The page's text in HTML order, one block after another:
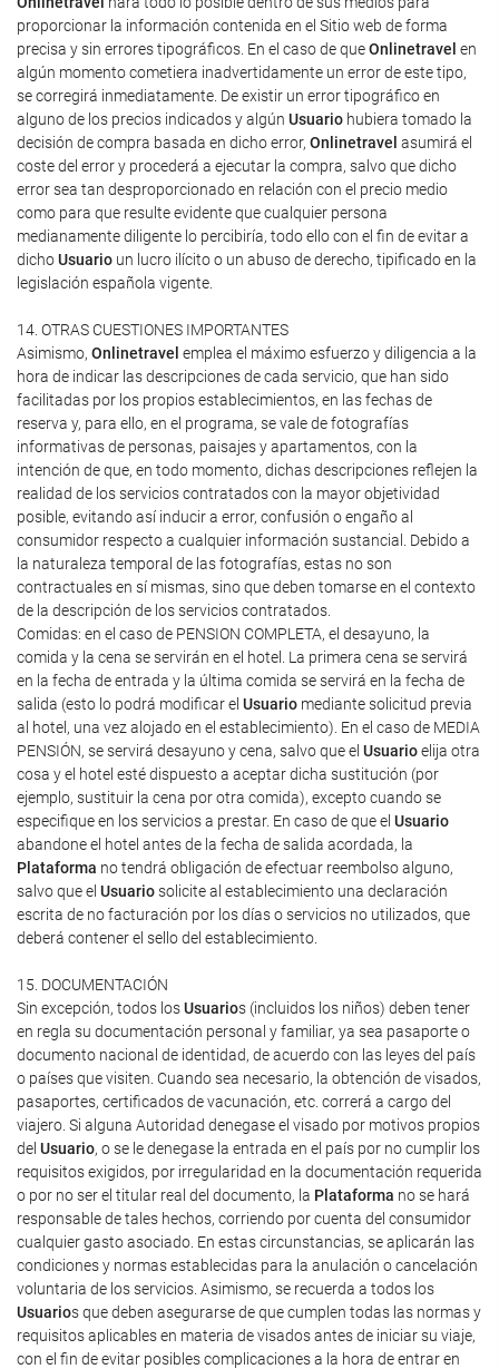
proporcionar la información contenida en el Sitio web de forma
precisa y sin errores tipográficos. En el caso de queOnlinetravel en
algún momento cometiera inadvertidamente un error de este tipo,
se corregirá inmediatamente. De existir un error tipográfico en
alguno de los precios indicados y algún Usuario hubiera tomado la
decisión de compra basada en dicho error, Onlinetravel asumirá el
coste del error y procederá a ejecutar la compra, salvo que dicho
error sea tan desproporcionado en relación con el precio medio
como para que resulte evidente que cualquier persona
medianamente diligente lo percibiría, todo ello con el fin de evitar a
dichoUsuario un lucro ilícito o un abuso de derecho, tipificado en la
legislación española vigente.
14. OTRAS CUESTIONES IMPORTANTES
Asimismo, Onlinetravel emplea el máximo esfuerzo y diligencia a la
hora de indicar las descripciones de cada servicio, que han sido
facilitadas por los propios establecimientos, en las fechas de
reserva y, para ello, en el programa, se vale de fotografías
informativas de personas, paisajes y apartamentos, con la
intención de que, en todo momento, dichas descripciones reflejen la
realidad de los servicios contratados con la mayor objetividad
posible, evitando así inducir a error, confusión o engaño al
consumidor respecto a cualquier información sustancial. Debido a
la naturaleza temporal de las fotografías, estas no son
contractuales en sí mismas, sino que deben tomarse en el contexto
de la descripción de los servicios contratados.
Comidas: en el caso de PENSION COMPLETA, el desayuno, la
comida y la cena se servirán en el hotel. La primera cena se servirá
en la fecha de entrada y la última comida se servirá en la fecha de
salida (esto lo podrá modificar el Usuario mediante solicitud previa
al hotel, una vez alojado en el establecimiento). En el caso de MEDIA
PENSIÓN, se servirá desayuno y cena, salvo que el Usuarioelija otra
cosa y el hotel esté dispuesto a aceptar dicha sustitución (por
ejemplo, sustituir la cena por otra comida), excepto cuando se
especifique en los servicios a prestar. En caso de que el Usuario
abandone el hotel antes de la fecha de salida acordada, la
Plataforma no tendrá obligación de efectuar reembolso alguno,
salvo que el Usuariosolicite al establecimiento una declaración
escrita de no facturación por los días o servicios no utilizados, que
deberá contener el sello del establecimiento.
15. DOCUMENTACIÓN
Sin excepción, todos losUsuarios (incluidos los niños) deben tener
en regla su documentación personal y familiar, ya sea pasaporte o
documento nacional de identidad, de acuerdo con las leyes del país
o países que visiten. Cuando sea necesario, la obtención de visados,
pasaportes, certificados de vacunación, etc. correrá a cargo del
viajero. Si alguna Autoridad denegase el visado por motivos propios
del Usuario, o se le denegase la entrada en el país por no cumplir los
requisitos exigidos, por irregularidad en la documentación requerida
o por no ser el titular real del documento, la Plataforma no se hará
responsable de tales hechos, corriendo por cuenta del consumidor
cualquier gasto asociado. En estas circunstancias, se aplicarán las
condiciones y normas establecidas para la anulación o cancelación
voluntaria de los servicios. Asimismo, se recuerda a todos los
Usuarios que deben asegurarse de que cumplen todas las normas y
requisitos aplicables en materia de visados antes de iniciar su viaje,
con el fin de evitar posibles complicaciones a la hora de entrar en